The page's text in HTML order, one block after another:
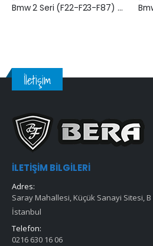
Bmw 2 Seri (F22-F23-F87) Kabin Filtresi
İletişim
İLETIŞIM BILGILERI
Adres:
Saray Mahallesi, Küçük Sanayi Sitesi,
İstanbul
Telefon:
0216 630 16 06